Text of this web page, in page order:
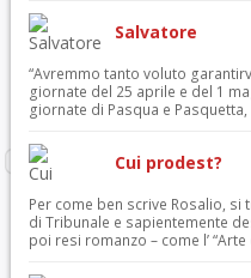
Salvatore
“Avremmo tanto voluto
giornate del 25 aprile e del 1
giornate di Pasqua e
Cui prodest?
Per come ben scrive Rosalio,
di Tribunale e sapientemente
poi resi romanzo – come l’ “Arte